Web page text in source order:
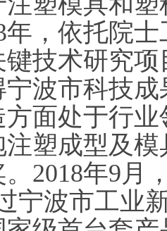
年，依托院
键技术研究
宁波市科技
面处于行
塑成型及
2018年9月
宁波市工业